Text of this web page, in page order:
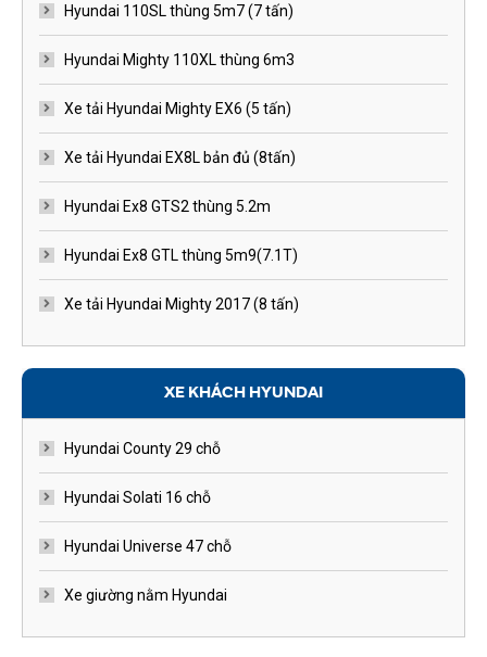
Hyundai 110SL thùng 5m7 (7 tấn)
Hyundai Mighty 110XL thùng 6m3
Xe tải Hyundai Mighty EX6 (5 tấn)
Xe tải Hyundai EX8L bản đủ (8tấn)
Hyundai Ex8 GTS2 thùng 5.2m
Hyundai Ex8 GTL thùng 5m9(7.1T)
Xe tải Hyundai Mighty 2017 (8 tấn)
XE KHÁCH HYUNDAI
Hyundai County 29 chỗ
Hyundai Solati 16 chỗ
Hyundai Universe 47 chỗ
Xe giường nằm Hyundai